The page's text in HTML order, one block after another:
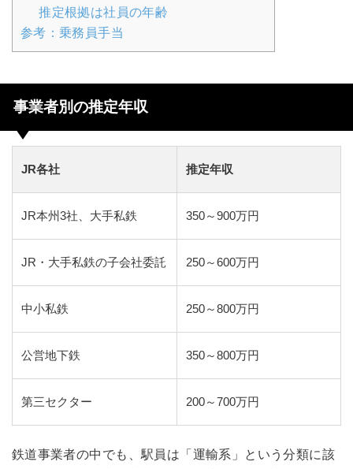
推定根拠は社員の年齢
参考：乗務員手当
事業者別の推定年収
JR各社 推定年収
JR本州3社、大手私鉄 350～900万円
JR・大手私鉄の子会社委託 250～600万円
中小私鉄 250～800万円
公営地下鉄 350～800万円
第三セクター 200～700万円
鉄道事業者の中でも、駅員は「運輸系」という分類に該